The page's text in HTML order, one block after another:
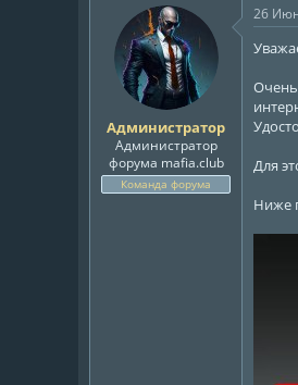
м
Администратор
Администратор
форума mafia.club
Команда форума
26
Очень
Для
Ниже